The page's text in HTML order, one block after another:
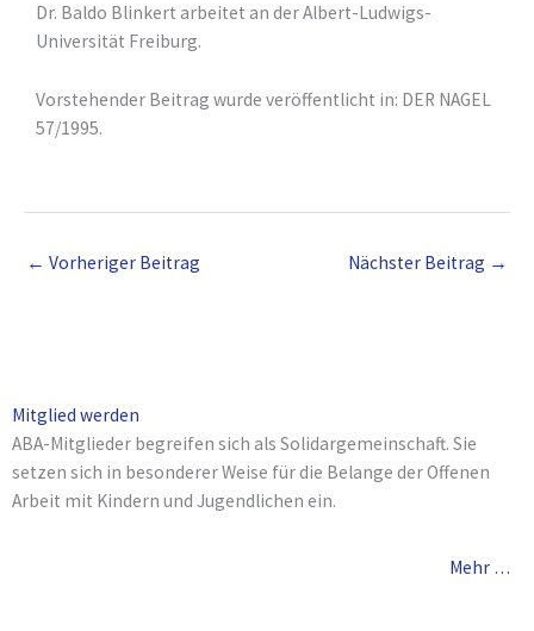
Dr. Baldo Blinkert arbeitet an der Albert-Ludwigs-
Universität Freiburg.
Vorstehender Beitrag wurde veröffentlicht in: DER NAGEL
57/1995.
← Vorheriger Beitrag Nächster Beitrag →
Mitglied werden
ABA-Mitglieder begreifen sich als Solidargemeinschaft. Sie
setzen sich in besonderer Weise für die Belange der Offenen
Arbeit mit Kindern und Jugendlichen ein.
Mehr …